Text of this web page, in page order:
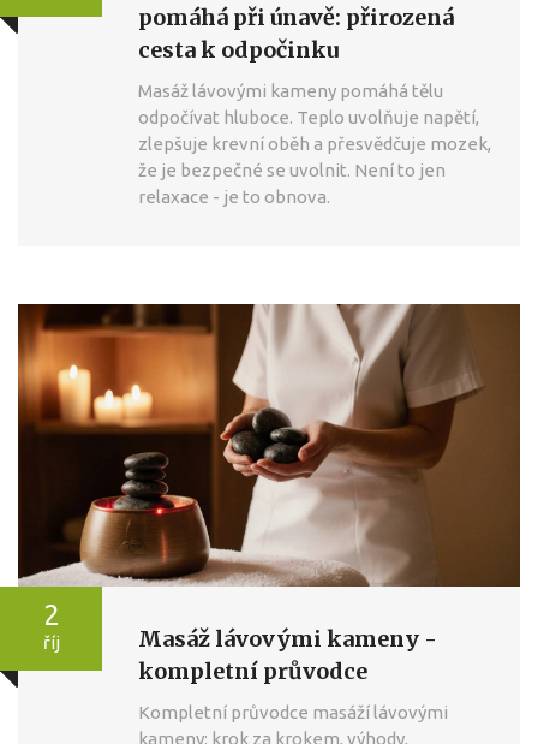
pomáhá při únavě: přirozená
cesta k odpočinku
Masáž lávovými kameny pomáhá tělu
odpočívat hluboce. Teplo uvolňuje napětí,
zlepšuje krevní oběh a přesvědčuje mozek,
že je bezpečné se uvolnit. Není to jen
relaxace - je to obnova.
2
říj
Masáž lávovými kameny -
kompletní průvodce
Kompletní průvodce masáží lávovými
kameny: krok za krokem, výhody,